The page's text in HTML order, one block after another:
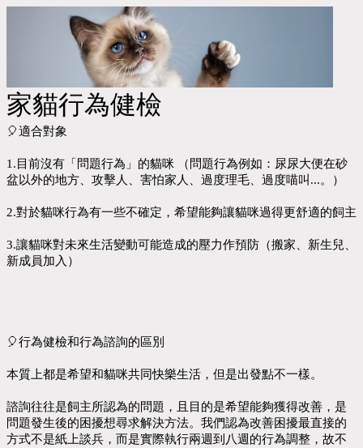
家貓行為健檢
🎈適合對象
1.目前沒有「問題行為」的貓咪 （問題行為例如：尿尿大便在砂
盆以外的地方、攻擊人、害怕家人、過度理毛、過度喵叫...。）
2.對於貓咪行為有一些不確定，希望能夠讓貓咪過得更舒適的飼主
3.讓貓咪對未來生活變動可能造成的壓力作預防（搬家、新生兒、
新成員加入）
🎈行為健檢和行為諮詢的區別
本質上都是希望和貓咪共同快樂生活，但是出發點不一樣。
諮詢往往是飼主所認為的問題，且目的是希望能夠獲得改善，是
問題發生後的困擾想尋求解決方法。我們認為改善困擾最直接的
方式不是紙上談兵，而是實際執行兩週到八週的行為調整，故不